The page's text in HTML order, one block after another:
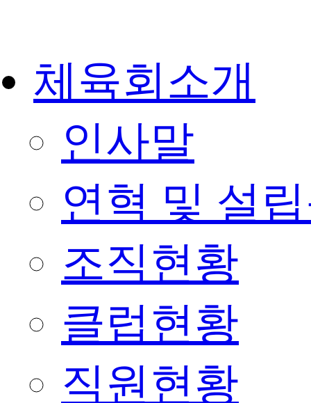
체육회소개
인사말
연혁 및 설
조직현황
클럽현황
직원현황